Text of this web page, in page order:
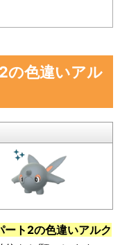
の色違いアル
ート2の色違いアルク